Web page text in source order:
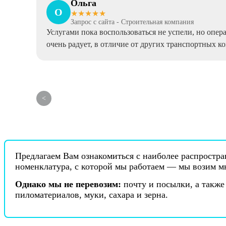
О
Ольга
★★★★★
Запрос с сайта - Строительная компания
Услугами пока воспользоваться не успели, но
очень радует, в отличие от других транспортных
Предлагаем Вам ознакомиться с наиболее
номенклатура, с которой мы работаем — мы возим
Однако мы не перевозим: почту и посылки, а
пиломатериалов, муки, сахара и зерна.